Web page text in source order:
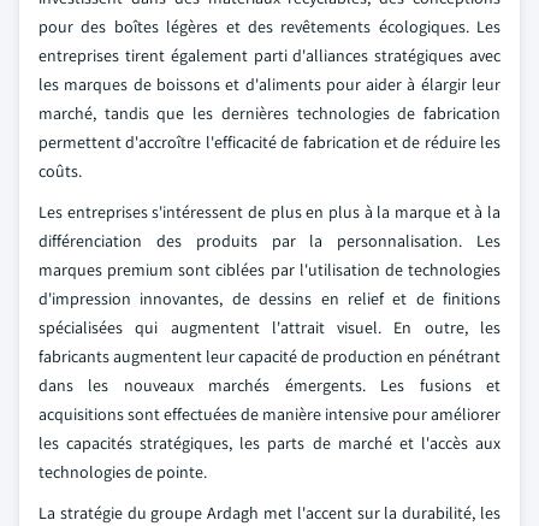
pour des boîtes légères et des revêtements écologiques. Les
entreprises tirent également parti d'alliances stratégiques avec
les marques de boissons et d'aliments pour aider à élargir leur
marché, tandis que les dernières technologies de fabrication
permettent d'accroître l'efficacité de fabrication et de réduire les
coûts.
Les entreprises s'intéressent de plus en plus à la marque et à la
différenciation des produits par la personnalisation. Les
marques premium sont ciblées par l'utilisation de technologies
d'impression innovantes, de dessins en relief et de finitions
spécialisées qui augmentent l'attrait visuel. En outre, les
fabricants augmentent leur capacité de production en pénétrant
dans les nouveaux marchés émergents. Les fusions et
acquisitions sont effectuées de manière intensive pour améliorer
les capacités stratégiques, les parts de marché et l'accès aux
technologies de pointe.
La stratégie du groupe Ardagh met l'accent sur la durabilité, les